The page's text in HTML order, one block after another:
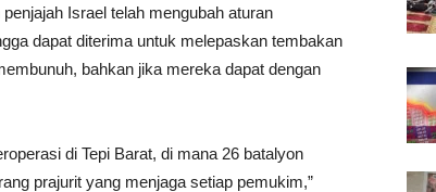
Israel telah mengubah aturan
dapat diterima untuk melepaskan tembakan
bahkan jika mereka dapat dengan
di Tepi Barat, di mana 26 batalyon
prajurit yang menjaga setiap pemukim,”